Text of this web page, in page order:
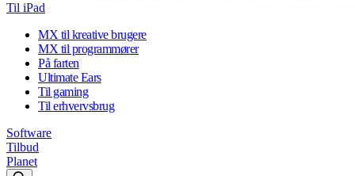
Til iPad
MX til kreative brugere
MX til programmører
På farten
Ultimate Ears
Til gaming
Til erhvervsbrug
Software
Tilbud
Planet